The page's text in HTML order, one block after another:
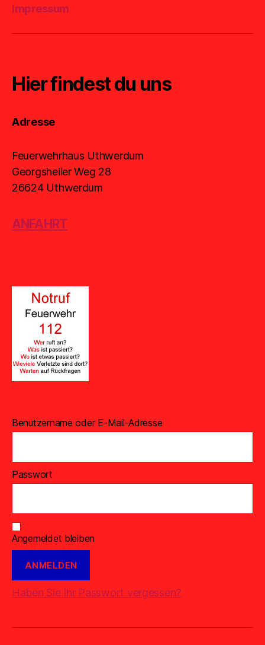
Impressum
Hier findest du uns
Adresse
Feuerwehrhaus Uthwerdum
Georgsheiler Weg 28
26624 Uthwerdum
ANFAHRT
Benutzername oder E-Mail-Adresse
Passwort
Angemeldet bleiben
Haben Sie Ihr Passwort vergessen?